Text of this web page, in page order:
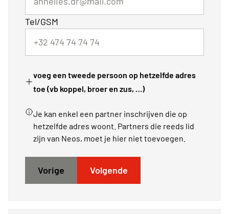
Tel/GSM
voeg een tweede persoon op hetzelfde adres
toe (vb koppel, broer en zus, …)
Je kan enkel een partner inschrijven die op
hetzelfde adres woont. Partners die reeds lid
zijn van Neos, moet je hier niet toevoegen.
Vorige Volgende